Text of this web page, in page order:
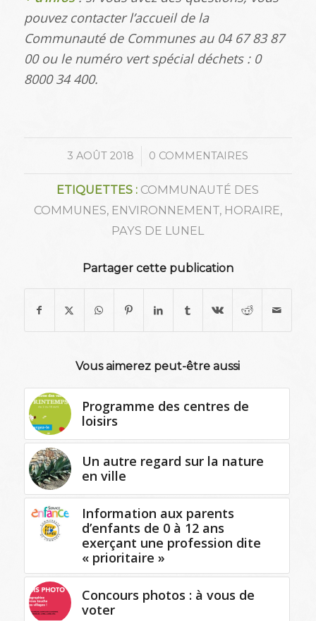
pouvez contacter l’accueil de la
Communauté de Communes au 04 67 83 87
00 ou le numéro vert spécial déchets : 0
8000 34 400.
3 AOÛT 2018
/ 0 COMMENTAIRES
ETIQUETTES : COMMUNAUTÉ DES
COMMUNES, ENVIRONNEMENT, HORAIRE,
PAYS DE LUNEL
Partager cette publication
Vous aimerez peut-être aussi
Programme des centres de
loisirs
Un autre regard sur la nature
en ville
Information aux parents
d’enfants de 0 à 12 ans
exerçant une profession dite
« prioritaire »
Concours photos : à vous de
voter